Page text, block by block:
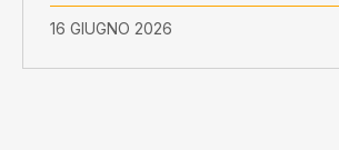
Comunicazione
prova orale
16 GIUGNO 2026